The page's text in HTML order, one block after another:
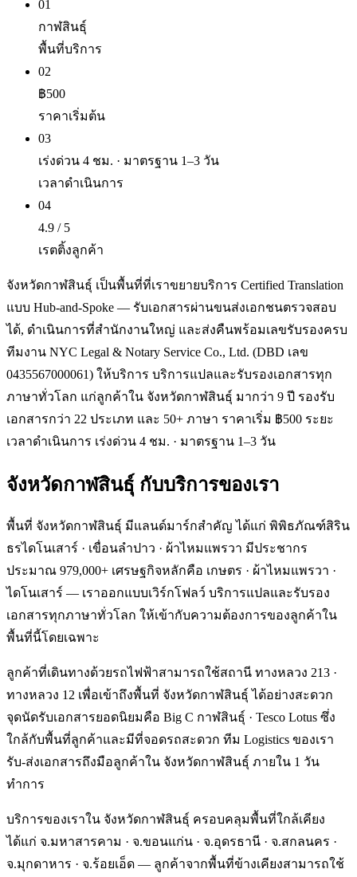
01
กาฬสินธุ์
พื้นที่บริการ
02
฿500
ราคาเริ่มต้น
03
เร่งด่วน 4 ชม. · มาตรฐาน 1–3 วัน
เวลาดำเนินการ
04
4.9 / 5
เรตติ้งลูกค้า
จังหวัดกาฬสินธุ์ เป็นพื้นที่ที่เราขยายบริการ Certified Translation
แบบ Hub-and-Spoke — รับเอกสารผ่านขนส่งเอกชนตรวจสอบ
ได้, ดำเนินการที่สำนักงานใหญ่ และส่งคืนพร้อมเลขรับรองครบ
ทีมงาน NYC Legal & Notary Service Co., Ltd. (DBD เลข
0435567000061) ให้บริการ บริการแปลและรับรองเอกสารทุก
ภาษาทั่วโลก แก่ลูกค้าใน จังหวัดกาฬสินธุ์ มากว่า 9 ปี รองรับ
เอกสารกว่า 22 ประเภท และ 50+ ภาษา ราคาเริ่ม ฿500 ระยะ
เวลาดำเนินการ เร่งด่วน 4 ชม. · มาตรฐาน 1–3 วัน
จังหวัดกาฬสินธุ์ กับบริการของเรา
พื้นที่ จังหวัดกาฬสินธุ์ มีแลนด์มาร์กสำคัญ ได้แก่ พิพิธภัณฑ์สิริน
ธรไดโนเสาร์ · เขื่อนลำปาว · ผ้าไหมแพรวา มีประชากร
ประมาณ 979,000+ เศรษฐกิจหลักคือ เกษตร · ผ้าไหมแพรวา ·
ไดโนเสาร์ — เราออกแบบเวิร์กโฟลว์ บริการแปลและรับรอง
เอกสารทุกภาษาทั่วโลก ให้เข้ากับความต้องการของลูกค้าใน
พื้นที่นี้โดยเฉพาะ
ลูกค้าที่เดินทางด้วยรถไฟฟ้าสามารถใช้สถานี ทางหลวง 213 ·
ทางหลวง 12 เพื่อเข้าถึงพื้นที่ จังหวัดกาฬสินธุ์ ได้อย่างสะดวก
จุดนัดรับเอกสารยอดนิยมคือ Big C กาฬสินธุ์ · Tesco Lotus ซึ่ง
ใกล้กับพื้นที่ลูกค้าและมีที่จอดรถสะดวก ทีม Logistics ของเรา
รับ-ส่งเอกสารถึงมือลูกค้าใน จังหวัดกาฬสินธุ์ ภายใน 1 วัน
ทำการ
บริการของเราใน จังหวัดกาฬสินธุ์ ครอบคลุมพื้นที่ใกล้เคียง
ได้แก่ จ.มหาสารคาม · จ.ขอนแก่น · จ.อุดรธานี · จ.สกลนคร ·
จ.มุกดาหาร · จ.ร้อยเอ็ด — ลูกค้าจากพื้นที่ข้างเคียงสามารถใช้